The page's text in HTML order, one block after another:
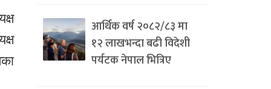
आर्थिक वर्ष २०८२/८३ मा
१२ लाखभन्दा बढी विदेशी
पर्यटक नेपाल भित्रिए